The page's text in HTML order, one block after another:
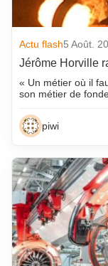
Actu flash5 Août.
Jérôme Horville
« Un métier où il
son métier de
piwi